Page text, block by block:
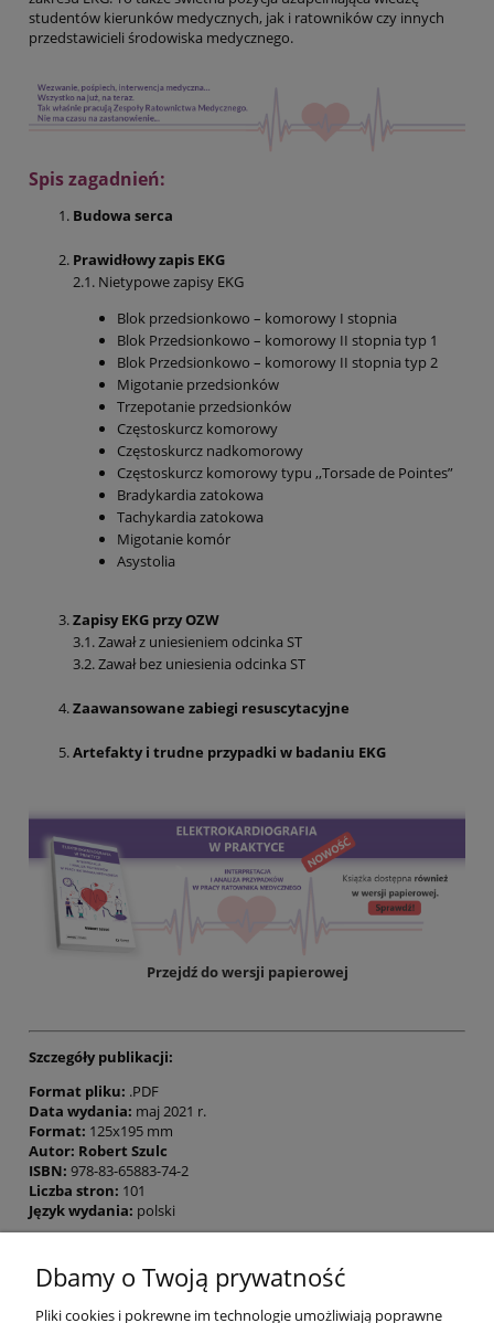
studentów kierunków medycznych, jak i ratowników czy innych
przedstawicieli środowiska medycznego.
Spis zagadnień:
Budowa serca
Prawidłowy zapis EKG
2.1. Nietypowe zapisy EKG
Blok przedsionkowo – komorowy I stopnia
Blok Przedsionkowo – komorowy II stopnia typ 1
Blok Przedsionkowo – komorowy II stopnia typ 2
Migotanie przedsionków
Trzepotanie przedsionków
Częstoskurcz komorowy
Częstoskurcz nadkomorowy
Częstoskurcz komorowy typu ,,Torsade de Pointes”
Bradykardia zatokowa
Tachykardia zatokowa
Migotanie komór
Asystolia
Zapisy EKG przy OZW
3.1. Zawał z uniesieniem odcinka ST
3.2. Zawał bez uniesienia odcinka ST
Zaawansowane zabiegi resuscytacyjne
Artefakty i trudne przypadki w badaniu EKG
Przejdź do wersji papierowej
Szczegóły publikacji:
Format pliku: .PDF
Data wydania: maj 2021 r.
Format: 125x195 mm
Autor: Robert Szulc
ISBN: 978-83-65883-74-2
Liczba stron: 101
Język wydania: polski
Dbamy o Twoją prywatność
Pliki cookies i pokrewne im technologie umożliwiają poprawne